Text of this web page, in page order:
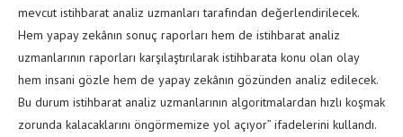
mevcut istihbarat analiz uzmanları tarafından değerlendirilecek.
Hem yapay zekânın sonuç raporları hem de istihbarat analiz
uzmanlarının raporları karşılaştırılarak istihbarata konu olan olay
hem insani gözle hem de yapay zekânın gözünden analiz edilecek.
Bu durum istihbarat analiz uzmanlarının algoritmalardan hızlı koşmak
zorunda kalacaklarını öngörmemize yol açıyor” ifadelerini kullandı.